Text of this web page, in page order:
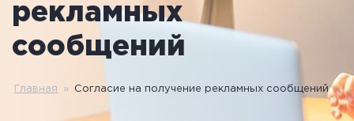
рекламных
сообщений
Главная » Согласие на получение рекламных сообщений